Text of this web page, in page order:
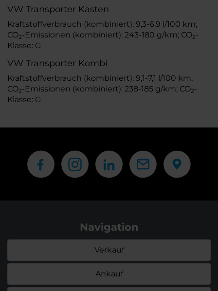
VW Transporter Kasten
Kraftstoffverbrauch (kombiniert): 9,3-6,9 l/100 km;
CO2-Emissionen (kombiniert): 243-180 g/km; CO2-
Klasse: G
VW Transporter Kombi
Kraftstoffverbrauch (kombiniert): 9,1-7,1 l/100 km;
CO2-Emissionen (kombiniert): 238-185 g/km; CO2-
Klasse: G
Navigation
Verkauf
Ankauf